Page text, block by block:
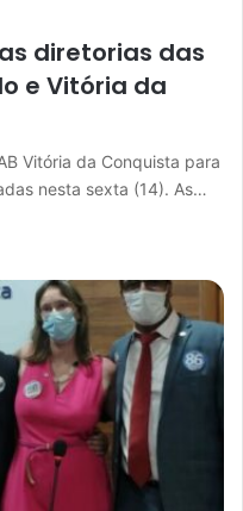
diretorias das
e Vitória da
Vitória da Conquista para
nesta sexta (14). As…